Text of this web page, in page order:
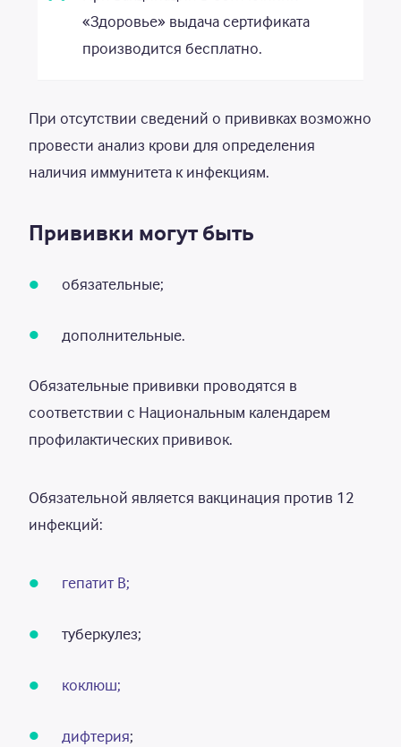
«Здоровье» выдача сертификата
производится бесплатно.
При отсутствии сведений о прививках возможно
провести анализ крови для определения
наличия иммунитета к инфекциям.
Прививки могут быть
обязательные;
дополнительные.
Обязательные прививки проводятся в
соответствии с Национальным календарем
профилактических прививок.
Обязательной является вакцинация против 12
инфекций:
гепатит В;
туберкулез;
коклюш;
дифтерия;